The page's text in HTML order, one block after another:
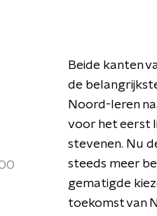
Beide kanten
de
Noord-Ieren
voor het eerst
stevenen. Nu
steeds meer
gematigde
toekomst van